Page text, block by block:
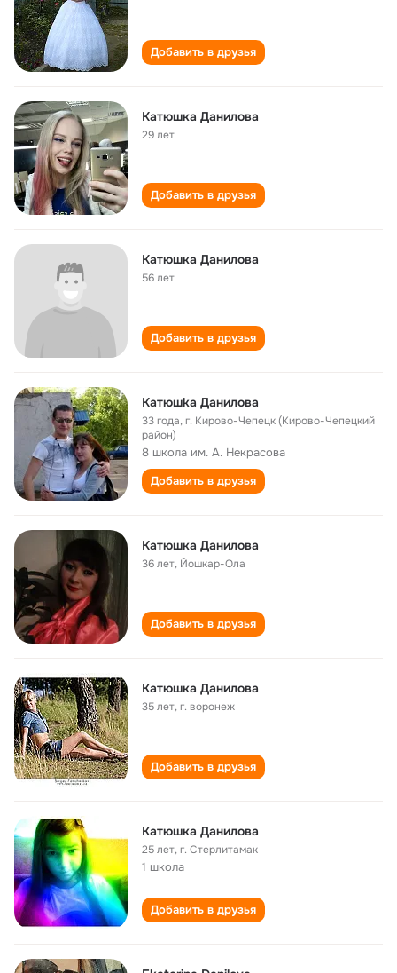
Добавить в друзья
Катюшка Данилова
29 лет
Добавить в друзья
Катюшка Данилова
56 лет
Добавить в друзья
Катюшkа Данилова
33 года,г. Кирово-Чепецк (Кирово-Чепецкий
район)
8 школа им. А. Некрасова
Добавить в друзья
Катюшка Данилова
36 лет, Йошкар-Ола
Добавить в друзья
Катюшка Данилова
35 лет,г. воронеж
Добавить в друзья
Катюшка Данилова
25 лет,г. Стерлитамак
1 школа
Добавить в друзья